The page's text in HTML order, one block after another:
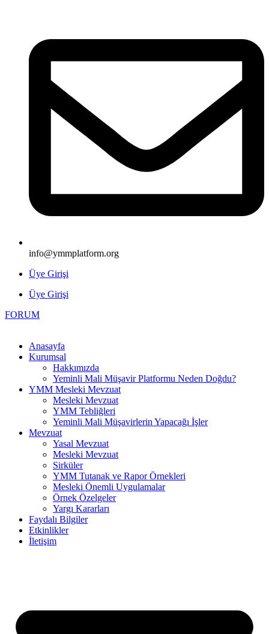
info@ymmplatform.org
Üye Girişi
Üye Girişi
FORUM
Anasayfa
Kurumsal
Hakkımızda
Yeminli Mali Müşavir Platformu Neden Doğdu?
YMM Mesleki Mevzuat
Mesleki Mevzuat
YMM Tebliğleri
Yeminli Mali Müşavirlerin Yapacağı İşler
Mevzuat
Yasal Mevzuat
Mesleki Mevzuat
Sirküler
YMM Tutanak ve Rapor Örnekleri
Mesleki Önemli Uygulamalar
Örnek Özelgeler
Yargı Kararları
Faydalı Bilgiler
Etkinlikler
İletişim